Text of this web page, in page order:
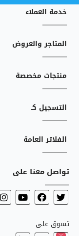
خدمة العملاء
المتاجر والعروض
منتجات مخصصة
التسجيل كـ
الفلاتر العامة
تواصل معنا على
تسوق على